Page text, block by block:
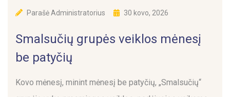
ParašėAdministratorius 30 kovo, 2026
Smalsučių grupės veiklos mėnesį
be patyčių
Kovo mėnesį, minint mėnesį be patyčių, „Smalsučių“